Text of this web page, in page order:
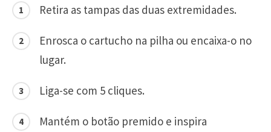
Retira as tampas das duas extremidades.
Enrosca o cartucho na pilha ou encaixa-o no
lugar.
Liga-se com 5 cliques.
Mantém o botão premido e inspira